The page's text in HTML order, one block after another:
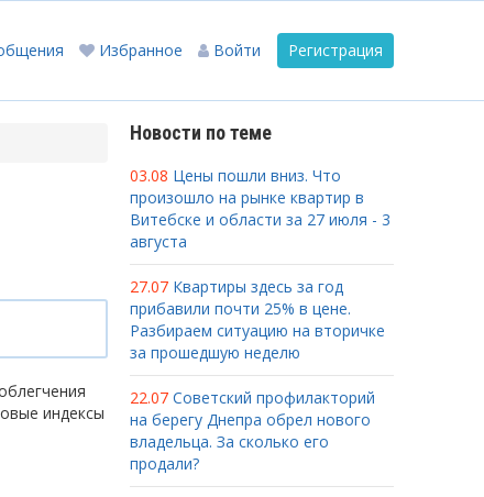
Регистрация
Войти
Избранное
индексы
Новости по теме
03.08 Цены пошли вниз. Что
произошло на рынке квартир в
Витебске и области за 27 июля - 3
августа
27.07 Квартиры здесь за год
прибавили почти 25% в цене.
Разбираем ситуацию на вторичке
за прошедшую неделю
22.07 Советский профилакторий
на берегу Днепра обрел нового
владельца. За сколько его
продали?